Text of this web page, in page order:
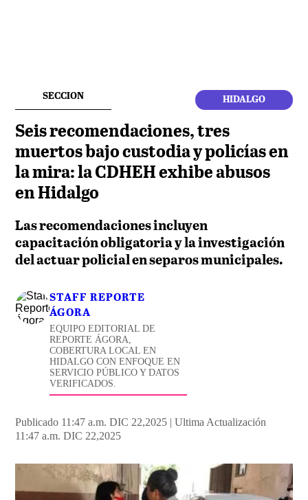
SECCION HIDALGO
Seis recomendaciones, tres
muertos bajo custodia y policías en
la mira: la CDHEH exhibe abusos
en Hidalgo
Las recomendaciones incluyen
capacitación obligatoria y la investigación
del actuar policial en separos municipales.
STAFF REPORTE
ÁGORA
EQUIPO EDITORIAL DE
REPORTE ÁGORA,
COBERTURA LOCAL EN
HIDALGO CON ENFOQUE EN
SERVICIO PÚBLICO Y DATOS
VERIFICADOS.
Publicado 11:47 a.m. DIC 22,2025 | Ultima Actualización
11:47 a.m. DIC 22,2025